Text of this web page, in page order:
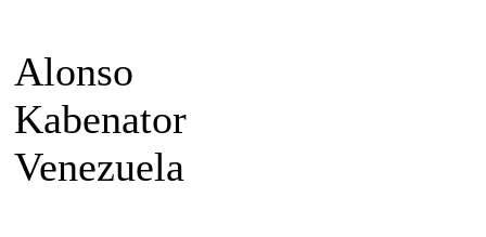
Alonso
Kabenator
Venezuela